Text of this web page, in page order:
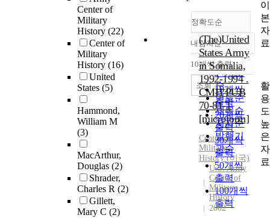
Center of
Military
History (22)
Center of
Military
History (16)
United
States (5)
Hammond,
William M
(3)
MacArthur,
Douglas (2)
Shrader,
Charles R (2)
Gillett,
Mary C (2)
정확도순
정확도
순
인기도
순
연도순
제목순
저자순
발행기
관순
내림차순
내림차순
10개씩 출력
10개씩
출력
20개씩
출력
30개씩
출력
50개씩
출력
100개씩
출력
조회
(The)United
States Army
in Somalia,
1992-1994 .
CMH PUB
70-81-1
[microform]
Center of
Military
History (미국)
U.S. Army
Center of
Military
History
2002
이
본
자
료
활
용
도
높
은
자
료